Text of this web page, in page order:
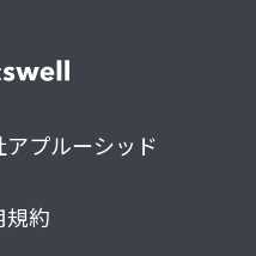
プルーシッド
規約